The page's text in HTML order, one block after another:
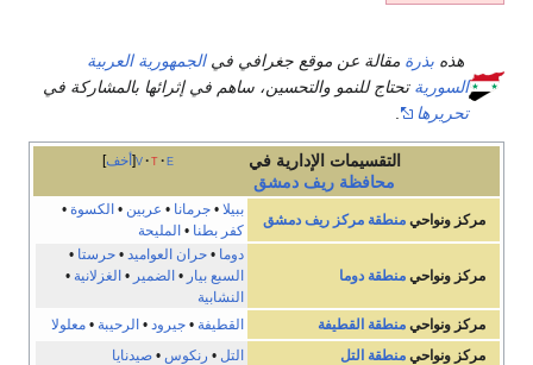
هذه بذرة مقالة عن موقع جغرافي فيالجمهورية العربية
السورية تحتاج للنمو والتحسين، ساهم في إثرائها بالمشاركة في
تحريرها
.
أخف v t e
التقسيمات الإدارية في
محافظة ريف دمشق
مركز ونواحيمنطقة مركز ريف دمشق
ببيلا •جرمانا • عربين •الكسوة •
كفر بطنا •المليحة
مركز ونواحيمنطقة دوما
دوما •حران العواميد •حرستا •
السبع بيار •الضمير •الغزلانية •
النشابية
مركز ونواحيمنطقة القطيفة القطيفة •جيرود •الرحيبة •معلولا
مركز ونواحيمنطقة التل التل • رنكوس •صيدنايا